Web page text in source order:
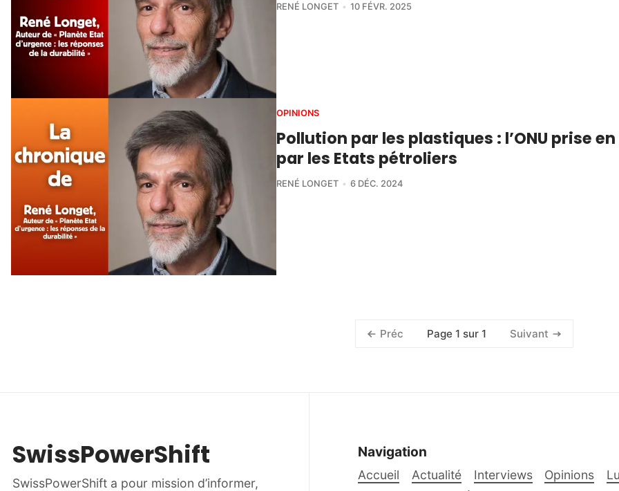
RENÉ LONGET 10 FÉVR. 2025
OPINIONS
Pollution par les plastiques : l’ONU prise
par les Etats pétroliers
RENÉ LONGET 6 DÉC. 2024
Préc Page 1 sur 1 Suivant
SwissPowerShift
SwissPowerShift a pour mission d’informer,
Navigation
Accueil Actualité Interviews Opinions